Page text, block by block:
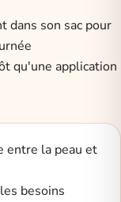
dans son sac pour
qu'une application
entre la peau et
besoins